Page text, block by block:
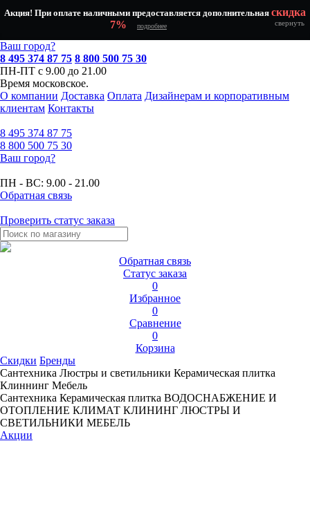
Акция! При оплате наличными предоставляется дополнительная скидка
7%
подробнее свернуть
Ваш город?
8 495 374 87 75 8 800 500 75 30
ПН-ПТ с 9.00 до 21.00
Время московское.
О компании Доставка Оплата Дизайнерам и корпоративным
клиентам Контакты
8 495 374 87 75
8 800 500 75 30
Ваш город?
ПН - ВС: 9.00 - 21.00
Обратная связь
Проверить статус заказа
Обратная связь
Статус заказа
0
Избранное
0
Сравнение
0
Корзина
Скидки Бренды
Сантехника Люстры и светильники Керамическая плитка
Клиннинг Мебель
Сантехника Керамическая плитка ВОДОСНАБЖЕНИЕ И
ОТОПЛЕНИЕ КЛИМАТ КЛИНИНГ ЛЮСТРЫ И
СВЕТИЛЬНИКИ МЕБЕЛЬ
Акции